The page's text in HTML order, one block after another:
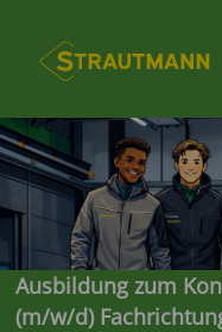
Inhalt
Ausbildung zum
(m/w/d)